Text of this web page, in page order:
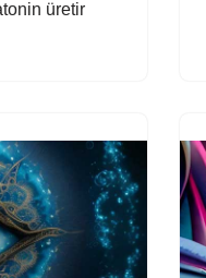
üretir